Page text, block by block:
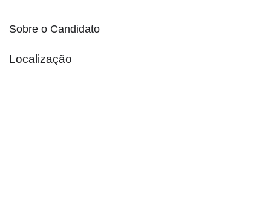
Sobre o Candidato
Localização